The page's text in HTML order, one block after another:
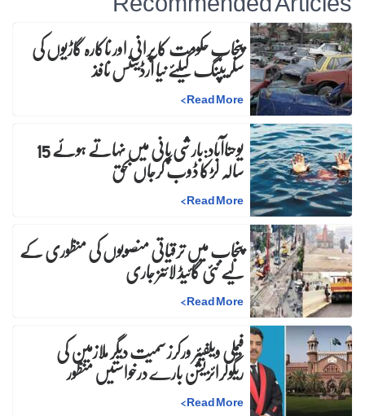
پنجاب حکومت کا پرانی اور ناکارہ گاڑیوں کی
سکریپنگ کیلئے نیا آرڈیننس نافذ
Read More
>
یوحناآباد:بارشی پانی میں نہاتے ہوئے 15 سالہ لڑکا ڈوب کرجاں بحق
Read More
>
پنجاب میں ترقیاتی منصوبوں کی منظوری کے
لیے نئی گائیڈ لائنز جاری
Read More
>
فیملی ویلفیئر ورکرز سمیت دیگر ملازمین کی
ریگولرائزیشن بارے درخواستیں منظور
Read More
>